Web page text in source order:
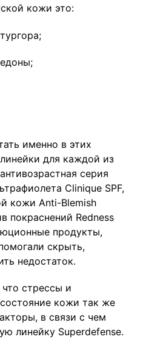
кожи это:
именно в этих
для каждой из
серия
Clinique SPF,
кожи Anti-Blemish
покраснений Redness
продукты,
скрыть,
недостаток.
стрессы и
кожи так же
в связи с чем
линейку Superdefense.